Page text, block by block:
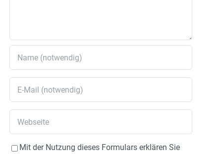
Mit der Nutzung dieses Formulars erklären Sie